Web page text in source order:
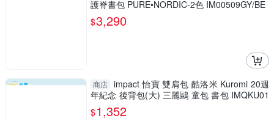
護脊書包 PURE•NORDIC-2色 IM00509GY/BE
$3,290
商店 impact 怡寶 雙肩包 酷洛米 Kuromi 20週
年紀念 後背包(大) 三麗鷗 童包 書包 IMQKU01
0 得意時袋
$1,352